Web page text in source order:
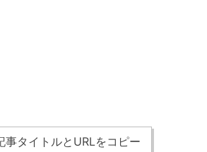
事タイトルとURLをコピー